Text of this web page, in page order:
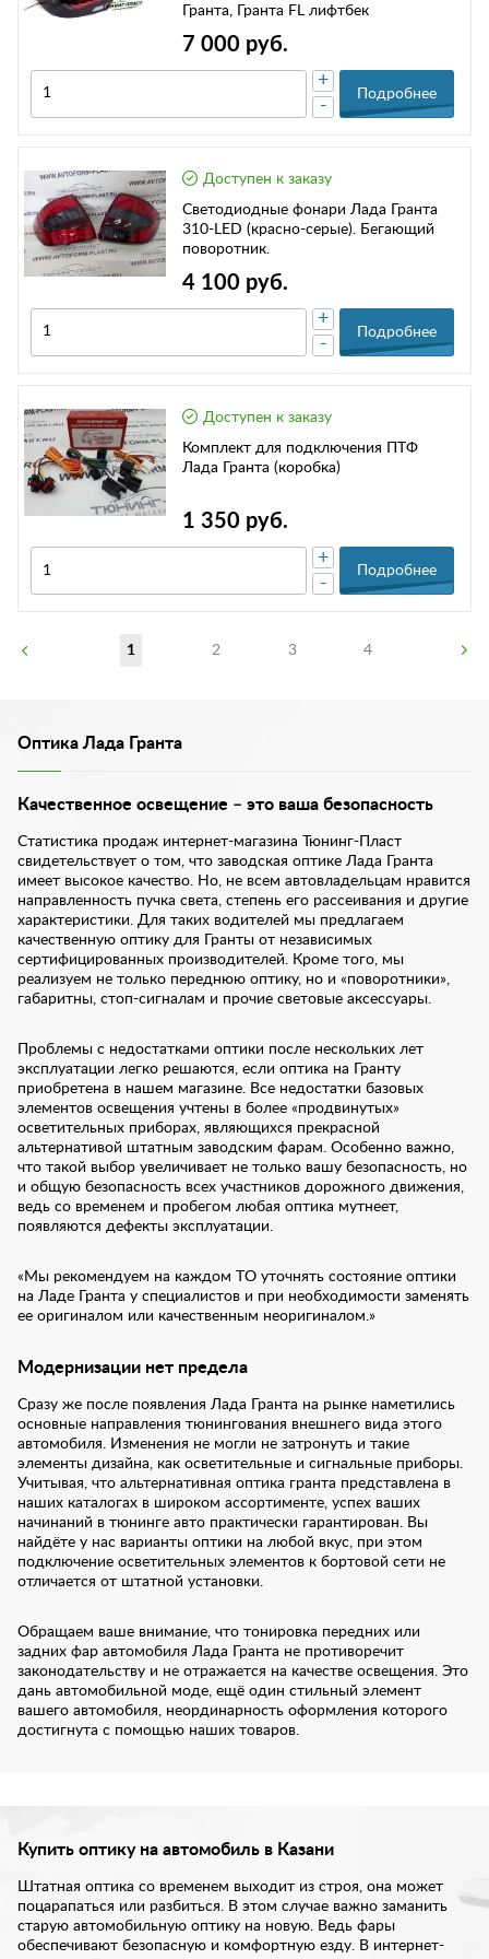
Гранта, Гранта FL лифтбек
7 000 руб.
-
+
Подробнее
Доступен к заказу
Cветодиодные фонари Лада Гранта
310-LED (красно-серые). Бегающий
поворотник.
4 100 руб.
-
+
Подробнее
Доступен к заказу
Комплект для подключения ПТФ
Лада Гранта (коробка)
1 350 руб.
-
+
Подробнее
1 2 3 4
Оптика Лада Гранта
Качественное освещение – это ваша безопасность
Статистика продаж интернет-магазина Тюнинг-Пласт
свидетельствует о том, что заводская оптике Лада Гранта
имеет высокое качество. Но, не всем автовладельцам нравится
направленность пучка света, степень его рассеивания и другие
характеристики. Для таких водителей мы предлагаем
качественную оптику для Гранты от независимых
сертифицированных производителей. Кроме того, мы
реализуем не только переднюю оптику, но и «поворотники»,
габаритны, стоп-сигналам и прочие световые аксессуары.
Проблемы с недостатками оптики после нескольких лет
эксплуатации легко решаются, если оптика на Гранту
приобретена в нашем магазине. Все недостатки базовых
элементов освещения учтены в более «продвинутых»
осветительных приборах, являющихся прекрасной
альтернативой штатным заводским фарам. Особенно важно,
что такой выбор увеличивает не только вашу безопасность, но
и общую безопасность всех участников дорожного движения,
ведь со временем и пробегом любая оптика мутнеет,
появляются дефекты эксплуатации.
«Мы рекомендуем на каждом ТО уточнять состояние оптики
на Ладе Гранта у специалистов и при необходимости заменять
ее оригиналом или качественным неоригиналом.»
Модернизации нет предела
Сразу же после появления Лада Гранта на рынке наметились
основные направления тюнингования внешнего вида этого
автомобиля. Изменения не могли не затронуть и такие
элементы дизайна, как осветительные и сигнальные приборы.
Учитывая, что альтернативная оптика гранта представлена в
наших каталогах в широком ассортименте, успех ваших
начинаний в тюнинге авто практически гарантирован. Вы
найдёте у нас варианты оптики на любой вкус, при этом
подключение осветительных элементов к бортовой сети не
отличается от штатной установки.
Обращаем ваше внимание, что тонировка передних или
задних фар автомобиля Лада Гранта не противоречит
законодательству и не отражается на качестве освещения. Это
дань автомобильной моде, ещё один стильный элемент
вашего автомобиля, неординарность оформления которого
достигнута с помощью наших товаров.
Купить оптику на автомобиль в Казани
Штатная оптика со временем выходит из строя, она может
поцарапаться или разбиться. В этом случае важно заманить
старую автомобильную оптику на новую. Ведь фары
обеспечивают безопасную и комфортную езду. В интернет-